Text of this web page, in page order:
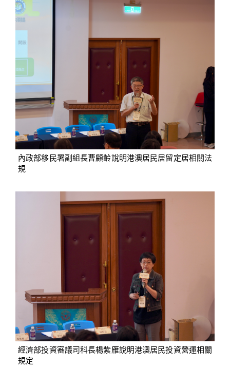
內政部移民署副組長曹顧齡說明港澳居民居留定居相關法
規
經濟部投資審議司科長楊紫雁說明港澳居民投資營運相關
規定